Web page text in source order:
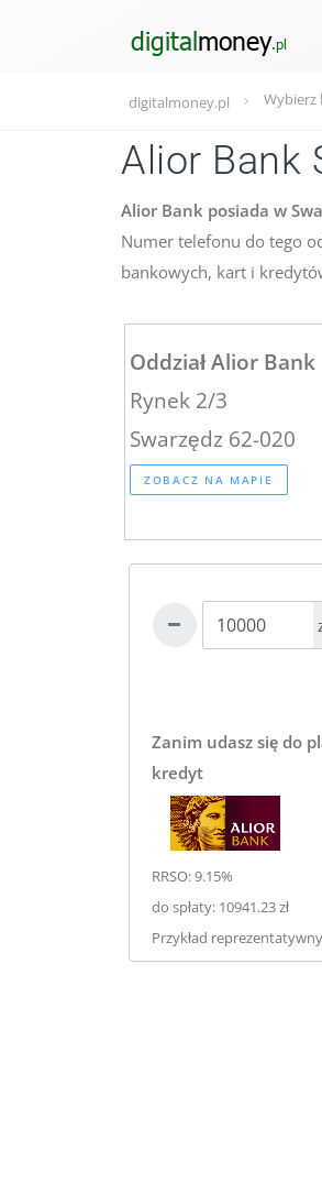
digitalmoney.pl Wybierz
Alior Bank
Alior Bank posiada w
Numer telefonu do tego
bankowych, kart i
Oddział Alior Bank
Rynek 2/3
Swarzędz 62-020
ZOBACZ NA MAPIE
Zanim udasz się do
kredyt
RRSO: 9.15%
do spłaty: 10941.23 zł
Przykład reprezentatywny